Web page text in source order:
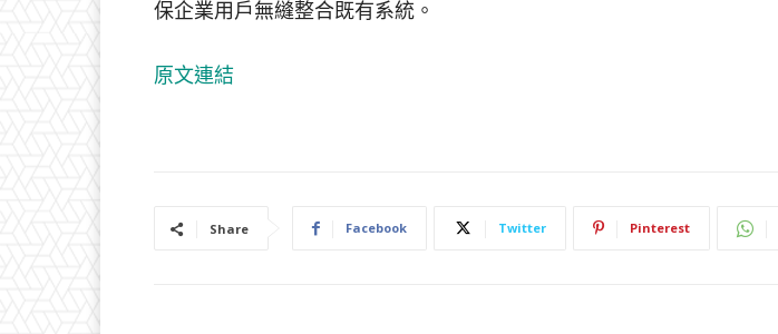
保企業用戶無縫整合既有系統。
原文連結
Share Facebook Twitter Pinterest